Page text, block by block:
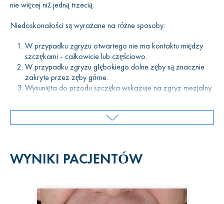
nie więcej niż jedną trzecią.
Niedoskonałości są wyrażane na różne sposoby:
W przypadku zgryzu otwartego nie ma kontaktu między
szczękami - całkowicie lub częściowo.
W przypadku zgryzu głębokiego dolne zęby są znacznie
zakryte przez zęby górne.
Wysunięta do przodu szczęka wskazuje na zgryz mezjalny.
Dobrze rozwinięta górna szczęka nazywana jest
przodozgryzem dystalnym.
Zdarza się, że zęby przecinają się jak nożyczki, więc taki
Typ dystopijny charakteryzuje się tworzeniem niektórych
Występuje również nieprawidłowy rodzaj zgryzu.
WYNIKI PACJENTÓW